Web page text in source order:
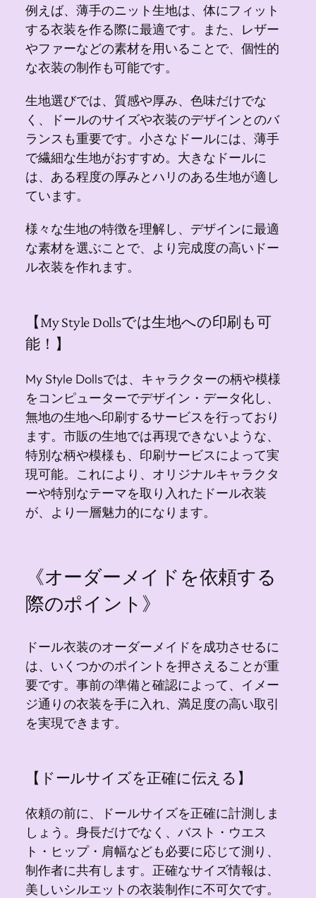
例えば、薄手のニット生地は、体にフィット
する衣装を作る際に最適です。また、レザー
やファーなどの素材を用いることで、個性的
な衣装の制作も可能です。
生地選びでは、質感や厚み、色味だけでな
く、ドールのサイズや衣装のデザインとのバ
ランスも重要です。小さなドールには、薄手
で繊細な生地がおすすめ。大きなドールに
は、ある程度の厚みとハリのある生地が適し
ています。
様々な生地の特徴を理解し、デザインに最適
な素材を選ぶことで、より完成度の高いドー
ル衣装を作れます。
【My Style Dollsでは生地への印刷も可
能！】
My Style Dollsでは、キャラクターの柄や模様
をコンピューターでデザイン・データ化し、
無地の生地へ印刷するサービスを行っており
ます。市販の生地では再現できないような、
特別な柄や模様も、印刷サービスによって実
現可能。これにより、オリジナルキャラクタ
ーや特別なテーマを取り入れたドール衣装
が、より一層魅力的になります。
《オーダーメイドを依頼する
際のポイント》
ドール衣装のオーダーメイドを成功させるに
は、いくつかのポイントを押さえることが重
要です。事前の準備と確認によって、イメー
ジ通りの衣装を手に入れ、満足度の高い取引
を実現できます。
【ドールサイズを正確に伝える】
依頼の前に、ドールサイズを正確に計測しま
しょう。身長だけでなく、バスト・ウエス
ト・ヒップ・肩幅なども必要に応じて測り、
制作者に共有します。正確なサイズ情報は、
美しいシルエットの衣装制作に不可欠です。